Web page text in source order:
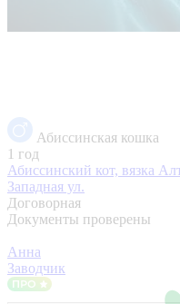
Абиссинская кошка
1 год
Абиссинский кот, вязка
Западная ул.
Договорная
Документы проверены
Анна
Заводчик